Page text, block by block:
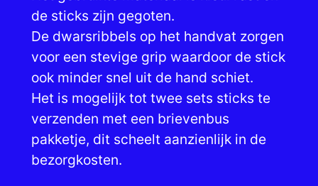
a
r
d
)
a
a
n
t
a
de sticks zijn gegoten.
De dwarsribbels op het handvat zorgen
voor een stevige grip waardoor de stick
ook minder snel uit de hand schiet.
Het is mogelijk tot twee sets sticks te
verzenden met een brievenbus
pakketje, dit scheelt aanzienlijk in de
bezorgkosten.